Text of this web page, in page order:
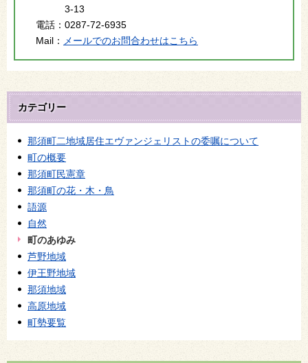
3-13
電話： 0287-72-6935
Mail： メールでのお問合わせはこちら
カテゴリー
那須町二地域居住エヴァンジェリストの委嘱について
町の概要
那須町民憲章
那須町の花・木・鳥
語源
自然
町のあゆみ
芦野地域
伊王野地域
那須地域
高原地域
町勢要覧